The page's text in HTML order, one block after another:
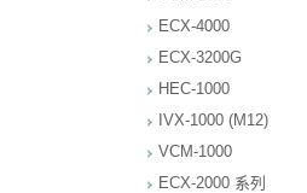
ECX-4000
ECX-3200G
HEC-1000
IVX-1000 (M12)
VCM-1000
ECX-2000 系列